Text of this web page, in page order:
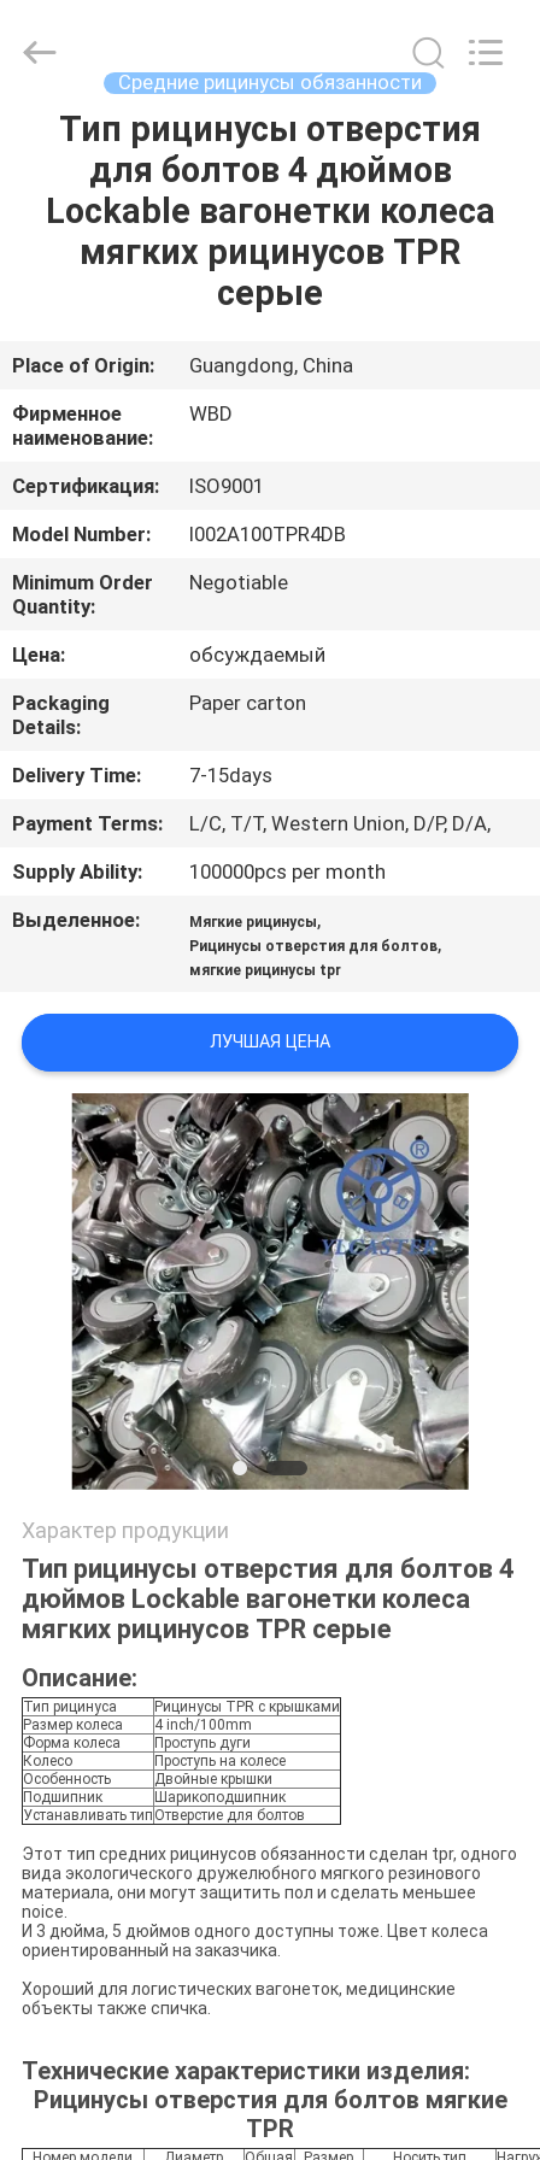
ДОМ
ПРОДУКТЫ
О
НАС
ПУТЕШЕСТВИЕ
ФАБРИКИ
ПРОВЕРКА
КАЧЕСТВА
СВЯЖИТЕСЬ
СПРОСИТЕ
ЦИТАТУ
PRIVACY
POLICY
Средние рицинусы обязанности
Тип рицинусы отверстия
для болтов 4 дюймов
Lockable вагонетки колеса
мягких рицинусов TPR
серые
Place of Origin:
Guangdong, China
Фирменное
наименование:
WBD
Сертификация:
ISO9001
Model Number:
I002A100TPR4DB
Minimum Order
Quantity:
Negotiable
Цена:
обсуждаемый
Packaging
Details:
Paper carton
Delivery Time:
7-15days
Payment Terms:
L/C, T/T, Western Union, D/P, D/A,
Supply Ability:
100000pcs per month
Выделенное:
Мягкие рицинусы,
Рицинусы отверстия для болтов,
мягкие рицинусы tpr
ЛУЧШАЯ ЦЕНА
Характер продукции
Тип рицинусы отверстия для болтов 4
дюймов Lockable вагонетки колеса
мягких рицинусов TPR серые
Описание:
Тип рицинуса
Рицинусы TPR с крышками
Размер колеса
4 inch/100mm
Форма колеса
Проступь дуги
Колесо
Проступь на колесе
Особенность
Двойные крышки
Подшипник
Шарикоподшипник
Устанавливать тип Отверстие для болтов
Этот тип средних рицинусов обязанности сделан tpr, одного
вида экологического дружелюбного мягкого резинового
материала, они могут защитить пол и сделать меньшее
noice.
И 3 дюйма, 5 дюймов одного доступны тоже. Цвет колеса
ориентированный на заказчика.
Хороший для логистических вагонеток, медицинские
объекты также спичка.
Технические характеристики изделия:
Рицинусы отверстия для болтов мягкие
TPR